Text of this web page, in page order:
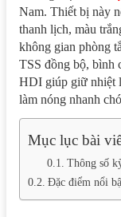
Nam. Thiết bị này
thanh lịch, màu
không gian phòng
TSS đồng bộ, bình
HDI giúp giữ nhiệt
làm nóng nhanh
Mục lục bài
Thông số
Đặc điểm nổi